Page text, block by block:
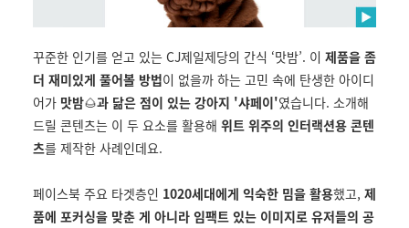
꾸준한 인기를 얻고 있는 CJ제일제당의 간식 ‘맛밤’. 이 제품을 좀
더 재미있게 풀어볼 방법이 없을까 하는 고민 속에 탄생한 아이디
어가 맛밤🌰과 닮은 점이 있는 강아지 '샤페이'였습니다. 소개해
드릴 콘텐츠는 이 두 요소를 활용해 위트 위주의 인터랙션용 콘텐
츠를 제작한 사례인데요.
페이스북 주요 타겟층인 1020세대에게 익숙한 밈을 활용했고, 제
품에 포커싱을 맞춘 게 아니라 임팩트 있는 이미지로 유저들의 공